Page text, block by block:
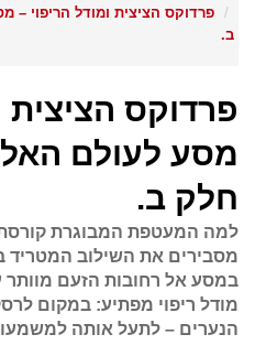
פרדוקס הציצית ומודל הריפוי –
ב.
פרדוקס הציצית
מסע לעולם
חלק ב.
למה המעטפת המבוגרת קורסת
מסבירים את השילוב המטריד
במסע אל רחובות הזעם מוותר
מודל ריפוי מפתיע: במקום
הנערים – לתעל אותה